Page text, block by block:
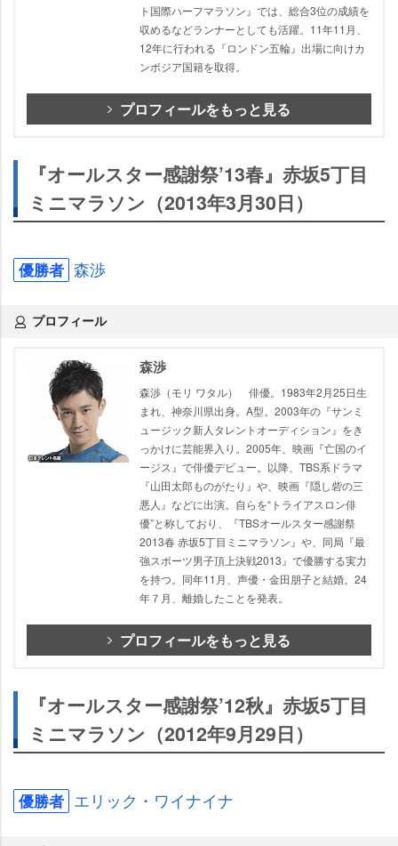
ト国際ハーフマラソン』では、総合3位の成績を
収めるなどランナーとしても活躍。11年11月、
12年に行われる『ロンドン五輪』出場に向けカ
ンボジア国籍を取得。
プロフィールをもっと見る
『オールスター感謝祭’13春』赤坂5丁目
ミニマラソン（2013年3月30日）
優勝者 森渉
プロフィール
森渉
森渉（モリ ワタル） 俳優。1983年2月25日生
まれ、神奈川県出身。A型。2003年の『サンミ
ュージック新人タレントオーディション』をき
っかけに芸能界入り。2005年、映画『亡国のイ
ージス』で俳優デビュー。以降、TBS系ドラマ
『山田太郎ものがたり』や、映画『隠し砦の三
悪人』などに出演。自らを“トライアスロン俳
優”と称しており、『TBSオールスター感謝祭
2013春 赤坂5丁目ミニマラソン』や、同局『最
強スポーツ男子頂上決戦2013』で優勝する実力
を持つ。同年11月、声優・金田朋子と結婚。24
年７月、離婚したことを発表。
プロフィールをもっと見る
『オールスター感謝祭’12秋』赤坂5丁目
ミニマラソン（2012年9月29日）
優勝者 エリック・ワイナイナ